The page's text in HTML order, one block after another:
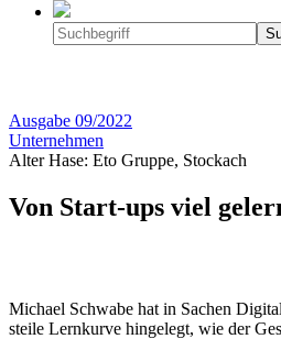
Ausgabe 09/2022
Unternehmen
Alter Hase: Eto Gruppe, Stockach
Von Start-ups viel
Michael Schwabe hat in Sachen
steile Lernkurve hingelegt, wie der